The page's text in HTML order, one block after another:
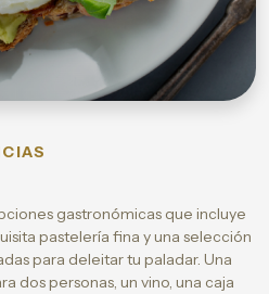
gastronómicas que incluye
pastelería fina y una selección
para deleitar tu paladar. Una
dos personas, un vino, una caja